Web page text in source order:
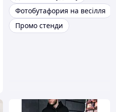
Фотобутафория на весілля
Промо стенди